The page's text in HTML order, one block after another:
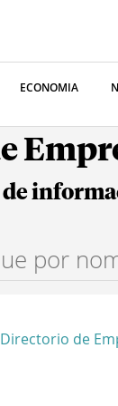
ECONOMIA
Directorio de